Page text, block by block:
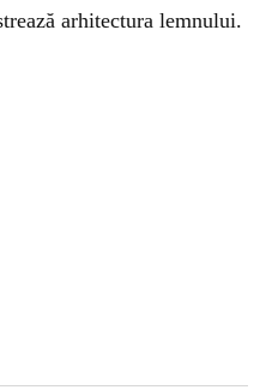
arhitectura lemnului.